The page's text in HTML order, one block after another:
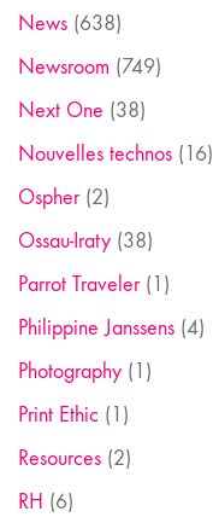
News (638)
Newsroom (749)
Next One (38)
Nouvelles technos (16)
Ospher(2)
Ossau-Iraty (38)
Parrot Traveler(1)
Philippine Janssens (4)
Photography (1)
Print Ethic (1)
Resources (2)
RH (6)